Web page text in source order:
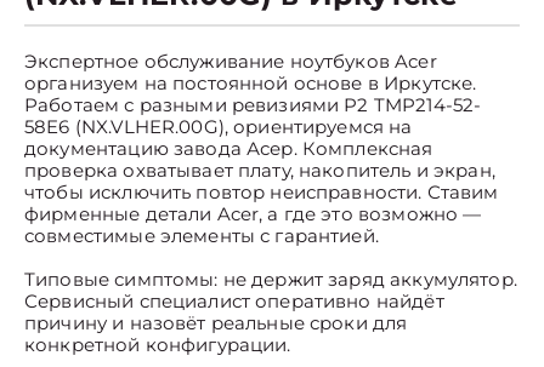
Экспертное обслуживание ноутбуков Acer
организуем на постоянной основе в Иркутске.
Работаем с разными ревизиями P2 TMP214-52-
58E6 (NX.VLHER.00G), ориентируемся на
документацию завода Асер. Комплексная
проверка охватывает плату, накопитель и экран,
чтобы исключить повтор неисправности. Ставим
фирменные детали Acer, а где это возможно —
совместимые элементы с гарантией.
Типовые симптомы: не держит заряд аккумулятор.
Сервисный специалист оперативно найдёт
причину и назовёт реальные сроки для
конкретной конфигурации.